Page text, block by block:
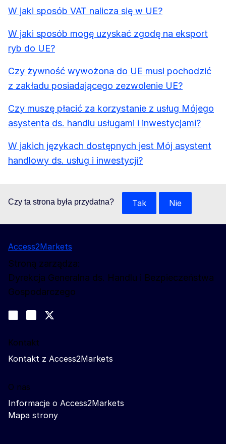
W jaki sposób VAT nalicza się w UE?
W jaki sposób mogę uzyskać zgodę na eksport
ryb do UE?
Czy żywność wywożona do UE musi pochodzić
z zakładu posiadającego zezwolenie UE?
Czy muszę płacić za korzystanie z usług Mójego
asystenta ds. handlu usługami i inwestycjami?
W jakich językach dostępnych jest Mój asystent
handlowy ds. usług i inwestycji?
Czy ta strona była przydatna? Tak Nie
Access2Markets
Stroną zarządza:
Dyrekcja Generalna ds. Handlu i Bezpieczeństwa
Gospodarczego
Join us on LinkedIn
Trade-Off podcast
Kontakt
Kontakt z Access2Markets
O nas
Informacje o Access2Markets
Mapa strony